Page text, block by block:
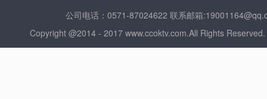
公司电话：0571-87024622 联系邮箱
Copyright @2014 - 2017 www.ccoktv.com.All Rights